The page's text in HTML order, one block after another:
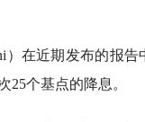
）在近期发布的报
个基点的降息。